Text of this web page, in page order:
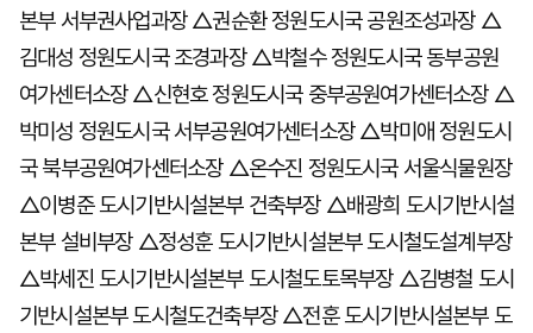
본부 서부권사업과장 △권순환 정원도시국 공원조성과장 △
김대성 정원도시국 조경과장 △박철수 정원도시국 동부공원
여가센터소장 △신현호 정원도시국 중부공원여가센터소장 △
박미성 정원도시국 서부공원여가센터소장 △박미애 정원도시
국 북부공원여가센터소장 △온수진 정원도시국 서울식물원장
△이병준 도시기반시설본부 건축부장 △배광희 도시기반시설
본부 설비부장 △정성훈 도시기반시설본부 도시철도설계부장
△박세진 도시기반시설본부 도시철도토목부장 △김병철 도시
기반시설본부 도시철도건축부장 △전훈 도시기반시설본부 도